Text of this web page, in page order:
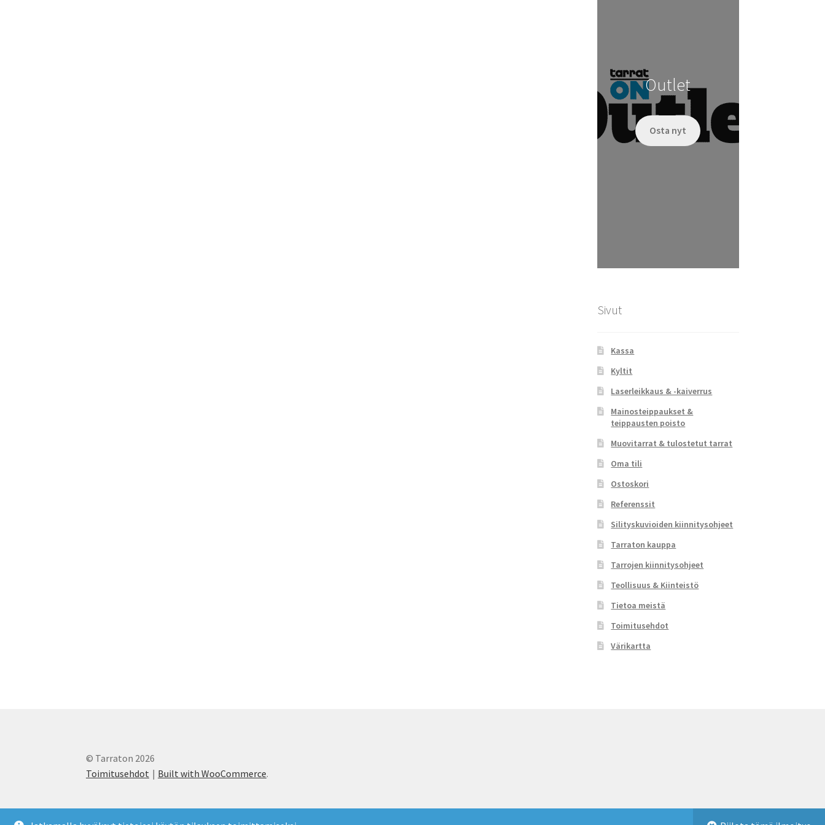
Outlet
Osta nyt
Sivut
Kassa
Kyltit
Laserleikkaus & -kaiverrus
Mainosteippaukset &
teippausten poisto
Muovitarrat & tulostetut tarrat
Oma tili
Ostoskori
Referenssit
Silityskuvioiden kiinnitysohjeet
Tarraton kauppa
Tarrojen kiinnitysohjeet
Teollisuus & Kiinteistö
Tietoa meistä
Toimitusehdot
Värikartta
© Tarraton 2026
Toimitusehdot
Built with WooCommerce.